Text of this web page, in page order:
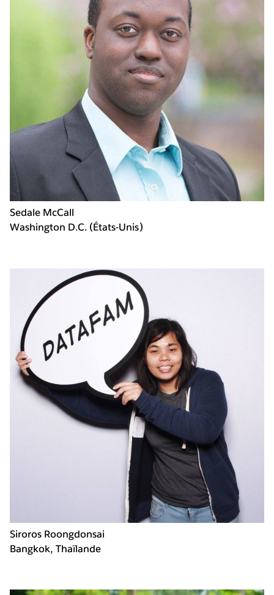
Sedale McCall
Washington D.C. (États-Unis)
Siroros Roongdonsai
Bangkok, Thaïlande